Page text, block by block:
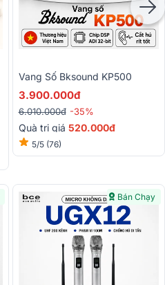
Vang Số Bksound KP500
3.900.000đ
6.010.000đ -35%
Quà trị giá 520.000đ
5/5 (76)
Bán Chạy